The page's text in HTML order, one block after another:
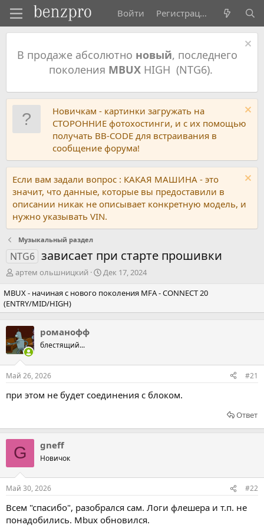
Войти Регистрация
В продаже абсолютно новый, последнего
поколения MBUXHIGH (NTG6).
Новичкам - картинки загружать на
СТОРОННИЕ фотохостинги, и с их помощью
получать BB-CODE для встраивания в
сообщение форума!
Если вам задали вопрос : КАКАЯ МАШИНА - это
значит, что данные, которые вы предоставили в
описании никак не описывает конкретную модель, и
нужно указывать VIN.
Музыкальный раздел
NTG6 зависает при старте прошивки
А
т
о
р
т
е
м
ы
артем ольшницкий
Д
т
н
а
Дек 17, 2024
MBUX - начиная с нового поколения MFA - CONNECT 20
(ENTRY/MID/HIGH)
романофф
блестящий...
Май 26, 2026 #21
при этом не будет соединения с блоком.
Ответ
G gneff
Новичок
Май 30, 2026 #22
Всем "спасибо", разобрался сам. Логи флешера и т.п. не
понадобились. Mbux обновился.